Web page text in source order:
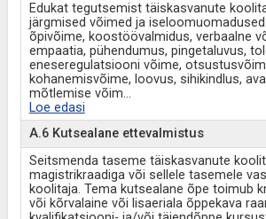
Edukat tegutsemist täiskasvanute
järgmised võimed ja iseloomuomadused:
õpivõime, koostöövalmidus, verbaalne
empaatia, pühendumus, pingetaluvus,
eneseregulatsiooni võime,
kohanemisvõime, loovus, sihikindlus,
mõtlemise võim...
Loe edasi
A.6 Kutsealane ettevalmistus
Seitsmenda taseme täiskasvanute
magistrikraadiga või sellele tasemele
koolitaja. Tema kutsealane õpe toimub
või kõrvalaine või lisaeriala õppekava